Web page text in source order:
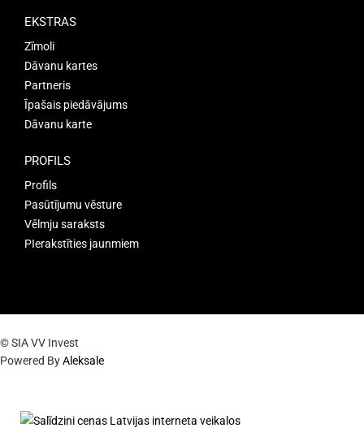
EKSTRAS
Zīmoli
Dāvanu kartes
Partneris
Īpašais piedāvājums
Dāvanu karte
PROFILS
Profils
Pasūtījumu vēsture
Vēlmju saraksts
PIerakstīties jaunmiem
© SIA VV Invest
Powered ByAleksale